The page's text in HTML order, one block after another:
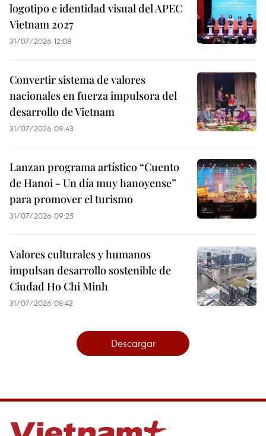
logotipo e identidad visual del APEC
Vietnam 2027
31/07/2026 12:08
Convertir sistema de valores
nacionales en fuerza impulsora del
desarrollo de Vietnam
31/07/2026 09:43
Lanzan programa artístico “Cuento
de Hanoi - Un día muy hanoyense”
para promover el turismo
31/07/2026 09:25
Valores culturales y humanos
impulsan desarrollo sostenible de
Ciudad Ho Chi Minh
31/07/2026 08:42
Descargar